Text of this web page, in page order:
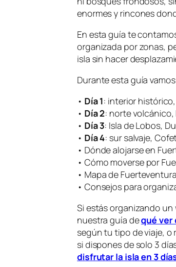
enormes y rincones
En esta guía te
organizada por zonas,
isla sin hacer
Durante esta guía
• Día 1: interior
• Día 2: norte
• Día 3: Isla de Lobos,
• Día 4: sur salvaje,
• Dónde alojarse en
• Cómo moverse por
• Mapa de
• Consejos para
Si estás organizando
nuestra guía dequé ver
según tu tipo de viaje, o
si dispones de solo 3
disfrutar la isla en 3